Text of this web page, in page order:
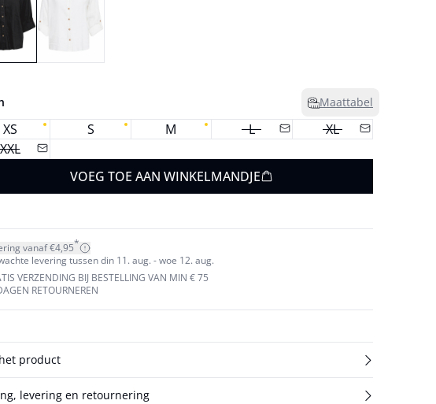
Maattabel
XS S M L
XL
XXL
VOEG TOE AAN WINKELMANDJE
vanaf €4,95*
levering tussen din 11. aug. - woe 12. aug.
VERZENDING BIJ BESTELLING VAN MIN € 75
RETOURNEREN
product
levering en retournering